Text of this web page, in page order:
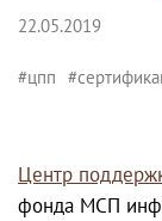
22.05.2019
#цпп
Центр
фонда МСП